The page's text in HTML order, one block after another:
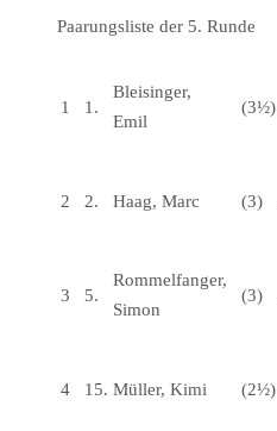
Paarungsliste der 5. Runde
1 1.
Bleisinger,
Emil
(3½)
2 2. Haag, Marc (3)
3 5.
Rommelfanger,
Simon
(3)
4 15. Müller, Kimi (2½)